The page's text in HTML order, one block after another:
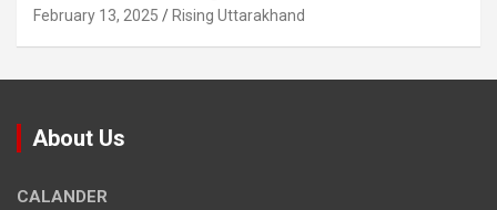
February 13, 2025 Rising Uttarakhand
About Us
CALANDER